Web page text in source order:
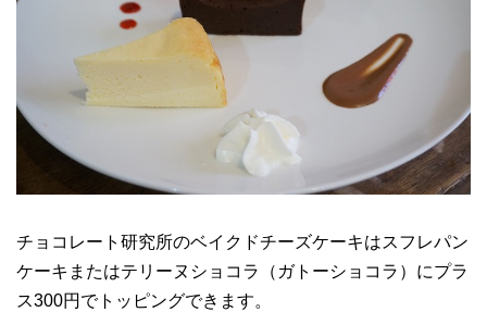
チョコレート研究所のベイクドチーズケーキはスフレパン
ケーキまたはテリーヌショコラ（ガトーショコラ）にプラ
ス300円でトッピングできます。